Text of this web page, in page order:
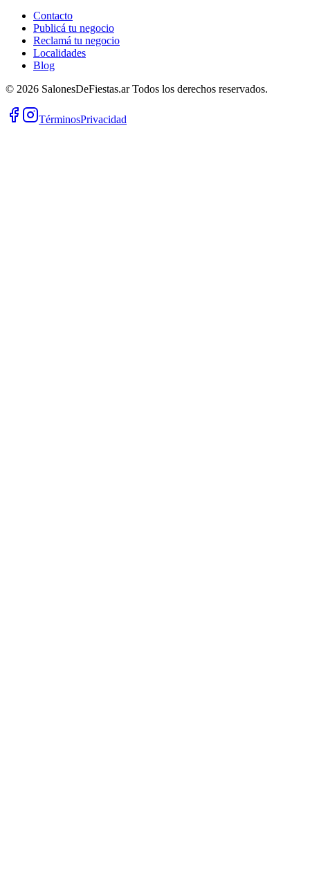
Contacto
Publicá tu negocio
Reclamá tu negocio
Localidades
Blog
© 2026 SalonesDeFiestas.arTodos los derechos reservados.
TérminosPrivacidad